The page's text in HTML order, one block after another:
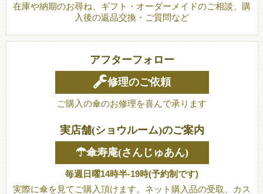
在庫や納期のお尋ね、ギフト・オーダーメイドのご相談、購
入後の返品交換・ご質問など
アフターフォロー
修理のご依頼
ご購入の傘のお修理を喜んで承ります
実店舗(ショウルーム)のご案内
☂傘寿庵(さんじゅあん)
毎週日曜14時半-19時(予約制です)
実際に傘を見てご購入頂けます。ネット購入品の受取、カス